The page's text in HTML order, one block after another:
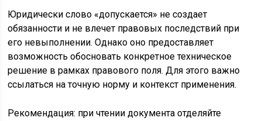
Юридически слово «допускается» не создает
обязанности и не влечет правовых последствий при
его невыполнении. Однако оно предоставляет
возможность обосновать конкретное техническое
решение в рамках правового поля. Для этого важно
ссылаться на точную норму и контекст применения.
Рекомендация: при чтении документа отделяйте